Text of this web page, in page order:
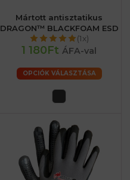
Mártott antisztatikus
DRAGON™ BLACKFOAM ESD
(1x)
1 180Ft ÁFA-val
OPCIÓK VÁLASZTÁSA